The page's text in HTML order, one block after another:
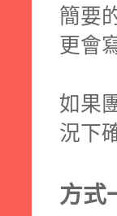
簡要
更會
如果
況下
方式